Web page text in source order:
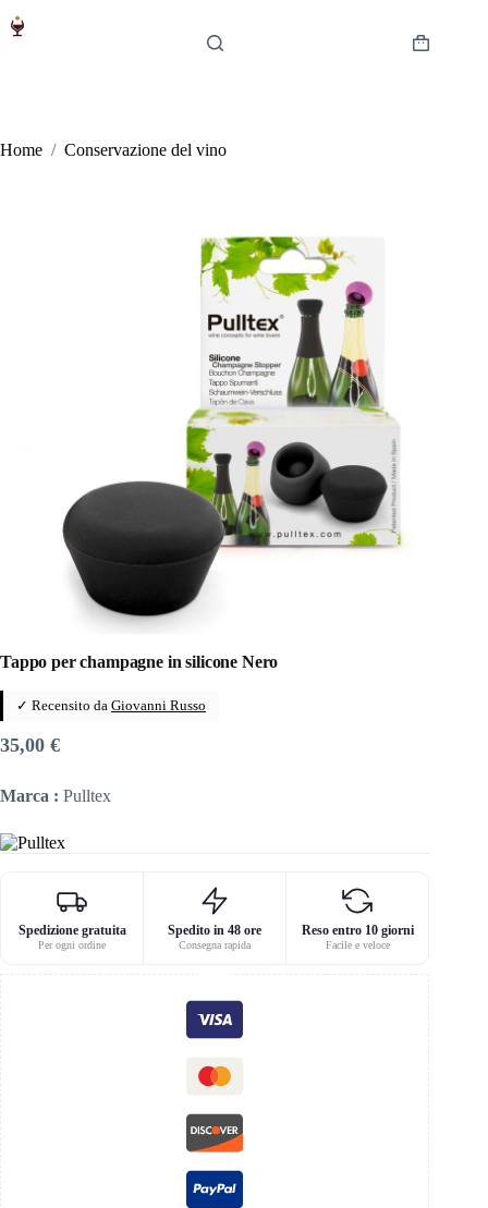
Carrello
Home / Conservazione del vino
Tappo per champagne in silicone Nero
✓ Recensito da Giovanni Russo
35,00 €
Marca : Pulltex
Spedizione gratuita
Per ogni ordine
Spedito in 48 ore
Consegna rapida
Reso entro 10 giorni
Facile e veloce